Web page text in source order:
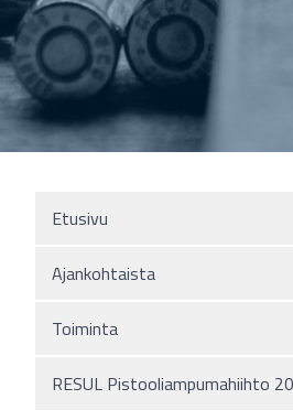
Etusivu
Ajankohtaista
Toiminta
RESUL Pistooliampumahiihto